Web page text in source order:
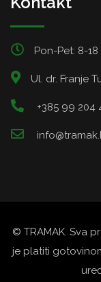
Pon-Pet: 8-
Ul. dr. Franje
+385 99 204
© TRAMAK. Sva
je platiti